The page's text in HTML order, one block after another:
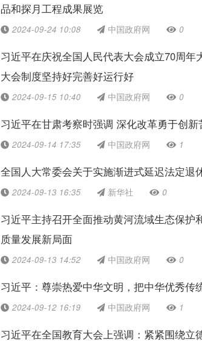
品和探月工程成果展览
2024-09-24 10:08 中国政府网 0
习近平在庆祝全国人民代表大会成立70周
大会制度坚持好完善好运行好
2024-09-15 10:40 中国政府网 0
习近平在甘肃考察时强调 深化改革勇于创
2024-09-14 17:35 中国政府网 1
全国人大常委会关于实施渐进式延迟法定退
2024-09-13 16:35 新华社 0
习近平主持召开全面推动黄河流域生态保
质量发展新局面
2024-09-13 14:52 中国政府网 0
习近平：尊崇热爱中华文明，把中华优秀传
2024-09-12 16:19 中国政府网 1
习近平在全国教育大会上强调：紧紧围绕